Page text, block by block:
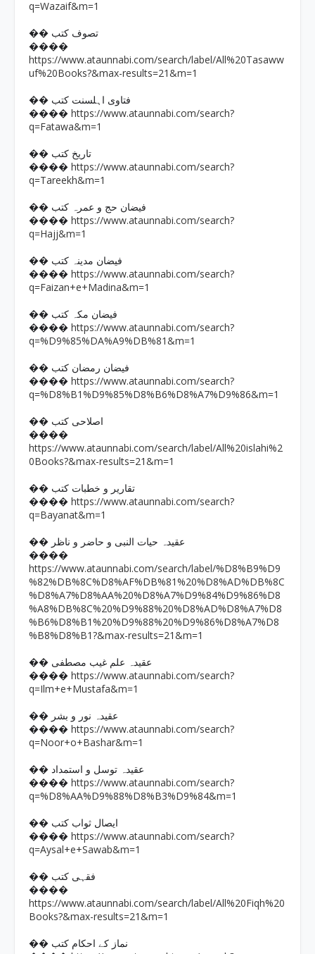
q=Wazaif&m=1
�� تصوف کتب
����
https://www.ataunnabi.com/search/label/All%20Tasaww
uf%20Books?&max-results=21&m=1
�� فتاوی اہلسنت کتب
���� https://www.ataunnabi.com/search?
q=Fatawa&m=1
�� تاریخ کتب
���� https://www.ataunnabi.com/search?
q=Tareekh&m=1
�� فیضان حج و عمرہ کتب
���� https://www.ataunnabi.com/search?
q=Hajj&m=1
�� فیضان مدینہ کتب
���� https://www.ataunnabi.com/search?
q=Faizan+e+Madina&m=1
�� فیضان مکہ کتب
���� https://www.ataunnabi.com/search?
q=%D9%85%DA%A9%DB%81&m=1
�� فیضان رمضان کتب
���� https://www.ataunnabi.com/search?
q=%D8%B1%D9%85%D8%B6%D8%A7%D9%86&m=1
�� اصلاحی کتب
����
https://www.ataunnabi.com/search/label/All%20islahi%2
0Books?&max-results=21&m=1
�� تقاریر و خطبات کتب
���� https://www.ataunnabi.com/search?
q=Bayanat&m=1
�� عقیدہ حیات النبی و حاضر و ناظر
����
https://www.ataunnabi.com/search/label/%D8%B9%D9
%82%DB%8C%D8%AF%DB%81%20%D8%AD%DB%8C
%D8%A7%D8%AA%20%D8%A7%D9%84%D9%86%D8
%A8%DB%8C%20%D9%88%20%D8%AD%D8%A7%D8
%B6%D8%B1%20%D9%88%20%D9%86%D8%A7%D8
%B8%D8%B1?&max-results=21&m=1
�� عقیدہ علم غیب مصطفی
���� https://www.ataunnabi.com/search?
q=Ilm+e+Mustafa&m=1
�� عقیدہ نور و بشر
���� https://www.ataunnabi.com/search?
q=Noor+o+Bashar&m=1
�� عقیدہ توسل و استمداد
���� https://www.ataunnabi.com/search?
q=%D8%AA%D9%88%D8%B3%D9%84&m=1
�� ایصال ثواب کتب
���� https://www.ataunnabi.com/search?
q=Aysal+e+Sawab&m=1
�� فقہی کتب
����
https://www.ataunnabi.com/search/label/All%20Fiqh%20
Books?&max-results=21&m=1
�� نماز کے احکام کتب